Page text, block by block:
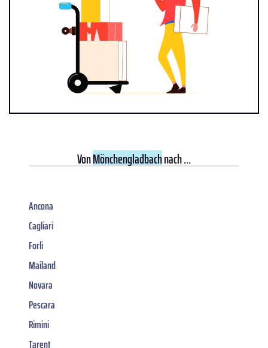
VonMönchengladbachnach ...
Ancona
Cagliari
Forli
Mailand
Novara
Pescara
Rimini
Tarent